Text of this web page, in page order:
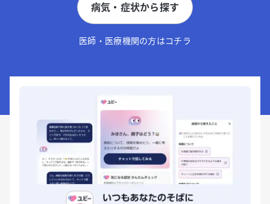
病気・症状から探す
医師・医療機関の方はコチラ